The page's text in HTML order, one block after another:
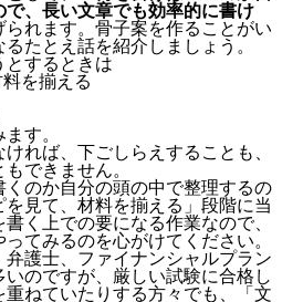
、長い文章でも効率的に書け
られます。骨子案を作ることがい
たとえ話を紹介しましょう。
とするときは
を揃える
す。
れば、下ごしらえすることも、
できません。
のか自分の頭の中で整理するの
見て、材料を揃える」段階に当
く上での要になる作業なので、
てみるのを心がけてください。
護士、ファイナンシャルプラン
のですが、厳しい試験に合格し
ねていたりする方々でも、「文